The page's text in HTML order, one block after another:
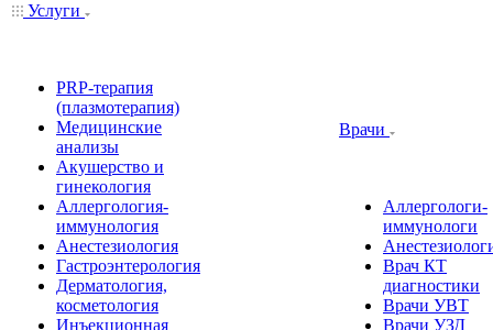
Услуги
PRP-терапия
(плазмотерапия)
Медицинские
анализы
Акушерство и
гинекология
Аллергология-
иммунология
Анестезиология
Гастроэнтерология
Дерматология,
косметология
Инъекционная
Врачи
Аллергологи-
иммунологи
Врач КТ
диагностики
Врачи УВТ
Врачи УЗД